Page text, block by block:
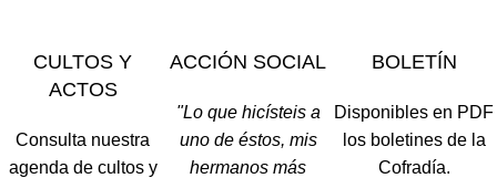
CULTOS Y
ACTOS
Consulta nuestra
agenda de cultos y
ACCIÓN SOCIAL
"Lo que hicísteis a
uno de éstos, mis
hermanos más
BOLETÍN
Disponibles en PDF
los boletines de la
Cofradía.